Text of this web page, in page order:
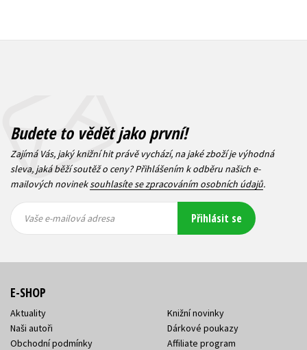
Budete to vědět jako první!
Zajímá Vás, jaký knižní hit právě vychází, na jaké zboží je výhodná
sleva, jaká běží soutěž o ceny? Přihlášením k odběru našich e-
mailových novineksouhlasíte se zpracováním osobních údajů.
mailová
mailová
Vaše e-mailová adresa Přihlásit se
E-SHOP
Aktuality
Naši autoři
Obchodní podmínky
Knižní novinky
Dárkové poukazy
Affiliate program